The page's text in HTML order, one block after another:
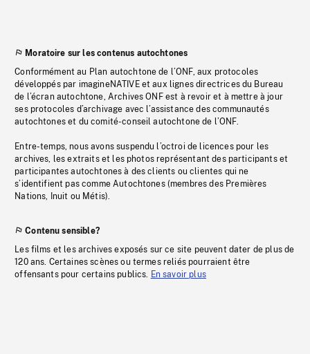
Moratoire sur les contenus autochtones
Conformément au Plan autochtone de l’ONF, aux protocoles
développés par imagineNATIVE et aux lignes directrices du Bureau
de l’écran autochtone, Archives ONF est à revoir et à mettre à jour
ses protocoles d’archivage avec l’assistance des communautés
autochtones et du comité-conseil autochtone de l’ONF.
Entre-temps, nous avons suspendu l’octroi de licences pour les
archives, les extraits et les photos représentant des participants et
participantes autochtones à des clients ou clientes qui ne
s’identifient pas comme Autochtones (membres des Premières
Nations, Inuit ou Métis).
Contenu sensible?
Les films et les archives exposés sur ce site peuvent dater de plus de
120 ans. Certaines scènes ou termes reliés pourraient être
offensants pour certains publics. En savoir plus